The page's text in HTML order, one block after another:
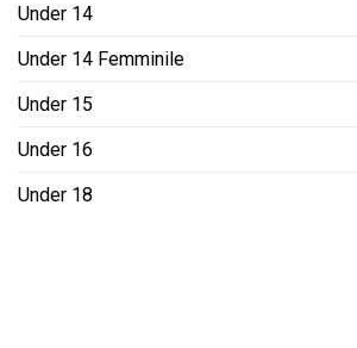
Under 14
Under 14 Femminile
Under 15
Under 16
Under 18